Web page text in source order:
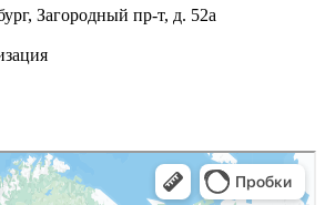
Загородный пр-т, д. 52а